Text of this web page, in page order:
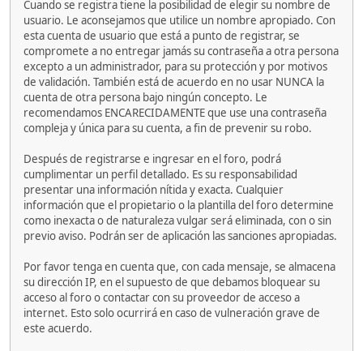
Cuando se registra tiene la posibilidad de elegir su nombre de
usuario. Le aconsejamos que utilice un nombre apropiado. Con
esta cuenta de usuario que está a punto de registrar, se
compromete a no entregar jamás su contraseña a otra persona
excepto a un administrador, para su protección y por motivos
de validación. También está de acuerdo en no usar NUNCA la
cuenta de otra persona bajo ningún concepto. Le
recomendamos ENCARECIDAMENTE que use una contraseña
compleja y única para su cuenta, a fin de prevenir su robo.
Después de registrarse e ingresar en el foro, podrá
cumplimentar un perfil detallado. Es su responsabilidad
presentar una información nítida y exacta. Cualquier
información que el propietario o la plantilla del foro determine
como inexacta o de naturaleza vulgar será eliminada, con o sin
previo aviso. Podrán ser de aplicación las sanciones apropiadas.
Por favor tenga en cuenta que, con cada mensaje, se almacena
su dirección IP, en el supuesto de que debamos bloquear su
acceso al foro o contactar con su proveedor de acceso a
internet. Esto solo ocurrirá en caso de vulneración grave de
este acuerdo.